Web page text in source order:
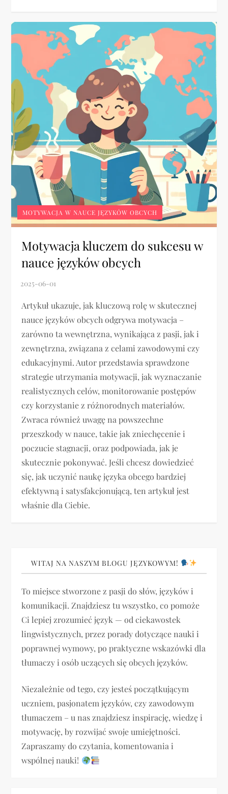
MOTYWACJA W NAUCE JĘZYKÓW OBCYCH
Motywacja kluczem do sukcesu w
nauce języków obcych
Artykuł ukazuje, jak kluczową rolę w skutecznej
nauce języków obcych odgrywa motywacja –
zarówno ta wewnętrzna, wynikająca z pasji, jak i
zewnętrzna, związana z celami zawodowymi czy
edukacyjnymi. Autor przedstawia sprawdzone
strategie utrzymania motywacji, jak wyznaczanie
realistycznych celów, monitorowanie postępów
czy korzystanie z różnorodnych materiałów.
Zwraca również uwagę na powszechne
przeszkody w nauce, takie jak zniechęcenie i
poczucie stagnacji, oraz podpowiada, jak je
skutecznie pokonywać. Jeśli chcesz dowiedzieć
się, jak uczynić naukę języka obcego bardziej
efektywną i satysfakcjonującą, ten artykuł jest
właśnie dla Ciebie.
WITAJ NA NASZYM BLOGU JĘZYKOWYM!
To miejsce stworzone z pasji do słów, języków i
komunikacji. Znajdziesz tu wszystko, co pomoże
Ci lepiej zrozumieć język — od ciekawostek
lingwistycznych, przez porady dotyczące nauki i
poprawnej wymowy, po praktyczne wskazówki dla
tłumaczy i osób uczących się obcych języków.
Niezależnie od tego, czy jesteś początkującym
uczniem, pasjonatem języków, czy zawodowym
tłumaczem – u nas znajdziesz inspirację, wiedzę i
motywację, by rozwijać swoje umiejętności.
Zapraszamy do czytania, komentowania i
wspólnej nauki!